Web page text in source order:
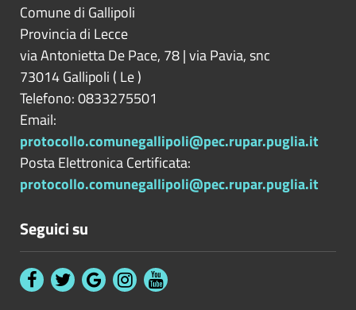
Comune di Gallipoli
Provincia di Lecce
via Antonietta De Pace, 78 | via Pavia, snc
73014Gallipoli ( Le)
Telefono: 0833275501
Email:
protocollo.comunegallipoli@pec.rupar.puglia.it
Posta Elettronica Certificata:
protocollo.comunegallipoli@pec.rupar.puglia.it
Seguici su